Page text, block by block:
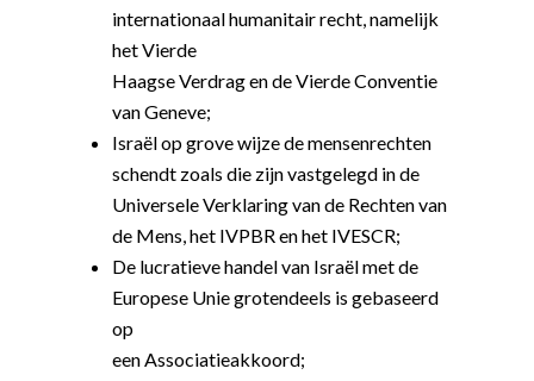
internationaal humanitair recht, namelijk
het Vierde
Haagse Verdrag en de Vierde Conventie
van Geneve;
Israël op grove wijze de mensenrechten
schendt zoals die zijn vastgelegd in de
Universele Verklaring van de Rechten van
de Mens, het IVPBR en het IVESCR;
De lucratieve handel van Israël met de
Europese Unie grotendeels is gebaseerd
op
een Associatieakkoord;